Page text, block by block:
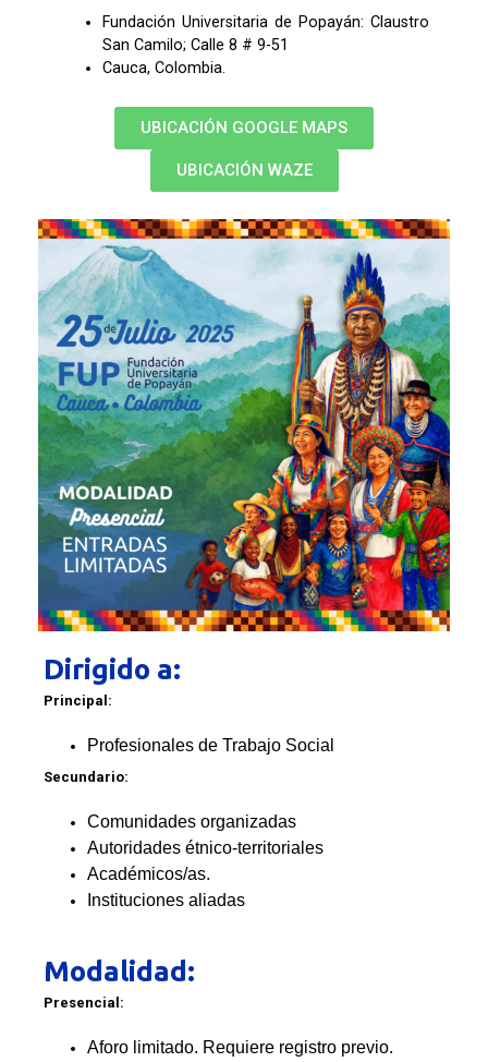
Fundación Universitaria de Popayán: Claustro
San Camilo; Calle 8 # 9-51
Cauca, Colombia.
UBICACIÓN GOOGLE MAPS
UBICACIÓN WAZE
Dirigido a:
Principal:
Profesionales de Trabajo Social
Secundario:
Comunidades organizadas
Autoridades étnico-territoriales
Académicos/as.
Instituciones aliadas
Modalidad:
Presencial:
Aforo limitado. Requiere registro previo.